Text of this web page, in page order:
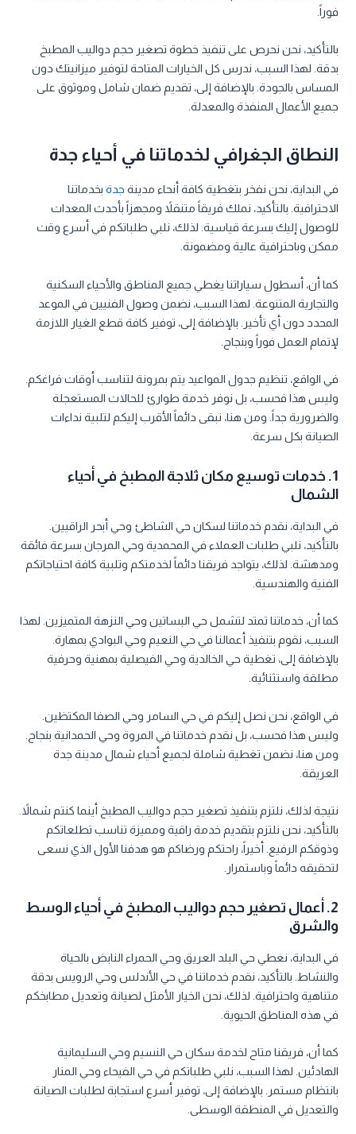
فوراً.
بالتأكيد، نحن نحرص على تنفيذ خطوة تصغير حجم دواليب المطبخ
بدقة. لهذا السبب، ندرس كل الخيارات المتاحة لتوفير ميزانيتك دون
المساس بالجودة. بالإضافة إلى، تقديم ضمان شامل وموثوق على
جميع الأعمال المنفذة والمعدلة.
النطاق الجغرافي لخدماتنا في أحياء جدة
في البداية، نحن نفخر بتغطية كافة أنحاء مدينة جدة بخدماتنا
الاحترافية. بالتأكيد، نملك فريقاً متنقلاً ومجهزاً بأحدث المعدات
للوصول إليك بسرعة قياسية. لذلك، نلبي طلباتكم في أسرع وقت
ممكن وباحترافية عالية ومضمونة.
كما أن، أسطول سياراتنا يغطي جميع المناطق والأحياء السكنية
والتجارية المتنوعة. لهذا السبب، نضمن وصول الفنيين في الموعد
المحدد دون أي تأخير. بالإضافة إلى، توفير كافة قطع الغيار اللازمة
لإتمام العمل فوراً وبنجاح.
في الواقع، تنظيم جدول المواعيد يتم بمرونة لتناسب أوقات فراغكم.
وليس هذا فحسب، بل نوفر خدمة طوارئ للحالات المستعجلة
والضرورية جداً. ومن هنا، نبقى دائماً الأقرب إليكم لتلبية نداءات
الصيانة بكل سرعة.
1. خدمات توسيع مكان ثلاجة المطبخ في أحياء
الشمال
في البداية، نقدم خدماتنا لسكان حي الشاطئ وحي أبحر الراقيين.
بالتأكيد، نلبي طلبات العملاء في المحمدية وحي المرجان بسرعة فائقة
ومدهشة. لذلك، يتواجد فريقنا دائماً لخدمتكم وتلبية كافة احتياجاتكم
الفنية والهندسية.
كما أن، خدماتنا تمتد لتشمل حي البساتين وحي النزهة المتميزين. لهذا
السبب، نقوم بتنفيذ أعمالنا في حي النعيم وحي البوادي بمهارة.
بالإضافة إلى، تغطية حي الخالدية وحي الفيصلية بمهنية وحرفية
مطلقة واستثنائية.
في الواقع، نحن نصل إليكم في حي السامر وحي الصفا المكتظين.
وليس هذا فحسب، بل نقدم خدماتنا في المروة وحي الحمدانية بنجاح.
ومن هنا، نضمن تغطية شاملة لجميع أحياء شمال مدينة جدة
العريقة.
نتيجة لذلك، نلتزم بتنفيذ تصغير حجم دواليب المطبخ أينما كنتم شمالاً.
بالتأكيد، نحن نلتزم بتقديم خدمة راقية ومميزة تناسب تطلعاتكم
وذوقكم الرفيع. أخيراً، راحتكم ورضاكم هو هدفنا الأول الذي نسعى
لتحقيقه دائماً وباستمرار.
2. أعمال تصغير حجم دواليب المطبخ في أحياء الوسط
والشرق
في البداية، نغطي حي البلد العريق وحي الحمراء النابض بالحياة
والنشاط. بالتأكيد، نقدم خدماتنا في حي الأندلس وحي الرويس بدقة
متناهية واحترافية. لذلك، نحن الخيار الأمثل لصيانة وتعديل مطابخكم
في هذه المناطق الحيوية.
كما أن، فريقنا متاح لخدمة سكان حي النسيم وحي السليمانية
الهادئين. لهذا السبب، نلبي طلباتكم في حي الفيحاء وحي المنار
بانتظام مستمر. بالإضافة إلى، توفير أسرع استجابة لطلبات الصيانة
والتعديل في المنطقة الوسطى.